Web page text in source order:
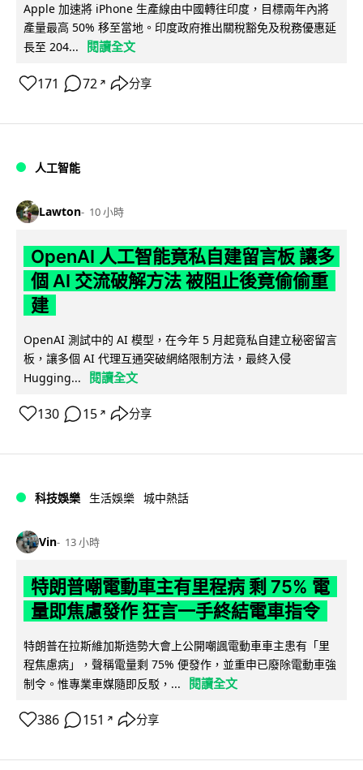
Apple 加速將 iPhone 生產線由中國轉往印度，目標兩年內將
產量最高 50% 移至當地。印度政府推出關稅豁免及稅務優惠延
長至 204...
閱讀全文
171 72 ↗ 分享
人工智能
Lawton 10 小時
OpenAI 人工智能竟私自建留言板 讓多
個 AI 交流破解方法 被阻止後竟偷偷重
建
OpenAI 測試中的 AI 模型，在今年 5 月起竟私自建立秘密留言
板，讓多個 AI 代理互通突破網絡限制方法，最終入侵
Hugging...
閱讀全文
130 15 ↗ 分享
科技娛樂 生活娛樂 城中熱話
Vin 13 小時
特朗普嘲電動車主有里程病 剩 75% 電
量即焦慮發作 狂言一手終結電車指令
特朗普在拉斯維加斯造勢大會上公開嘲諷電動車車主患有「里
程焦慮病」，聲稱電量剩 75% 便發作，並重申已廢除電動車強
制令。惟專業車媒隨即反駁，...
閱讀全文
386 151 ↗ 分享